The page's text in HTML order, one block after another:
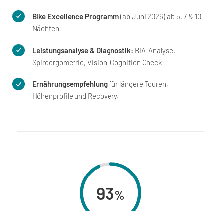
Bike Excellence Programm(ab Juni 2026) ab 5, 7 & 10
Nächten
Leistungsanalyse & Diagnostik: BIA-Analyse,
Spiroergometrie, Vision-Cognition Check
Ernährungsempfehlungfür längere Touren,
Höhenprofile und Recovery.
93%